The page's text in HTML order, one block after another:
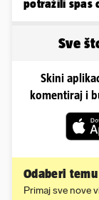
potražili spas
Sve
Skini
komentiraj i
Odaberi
Primaj sve nove